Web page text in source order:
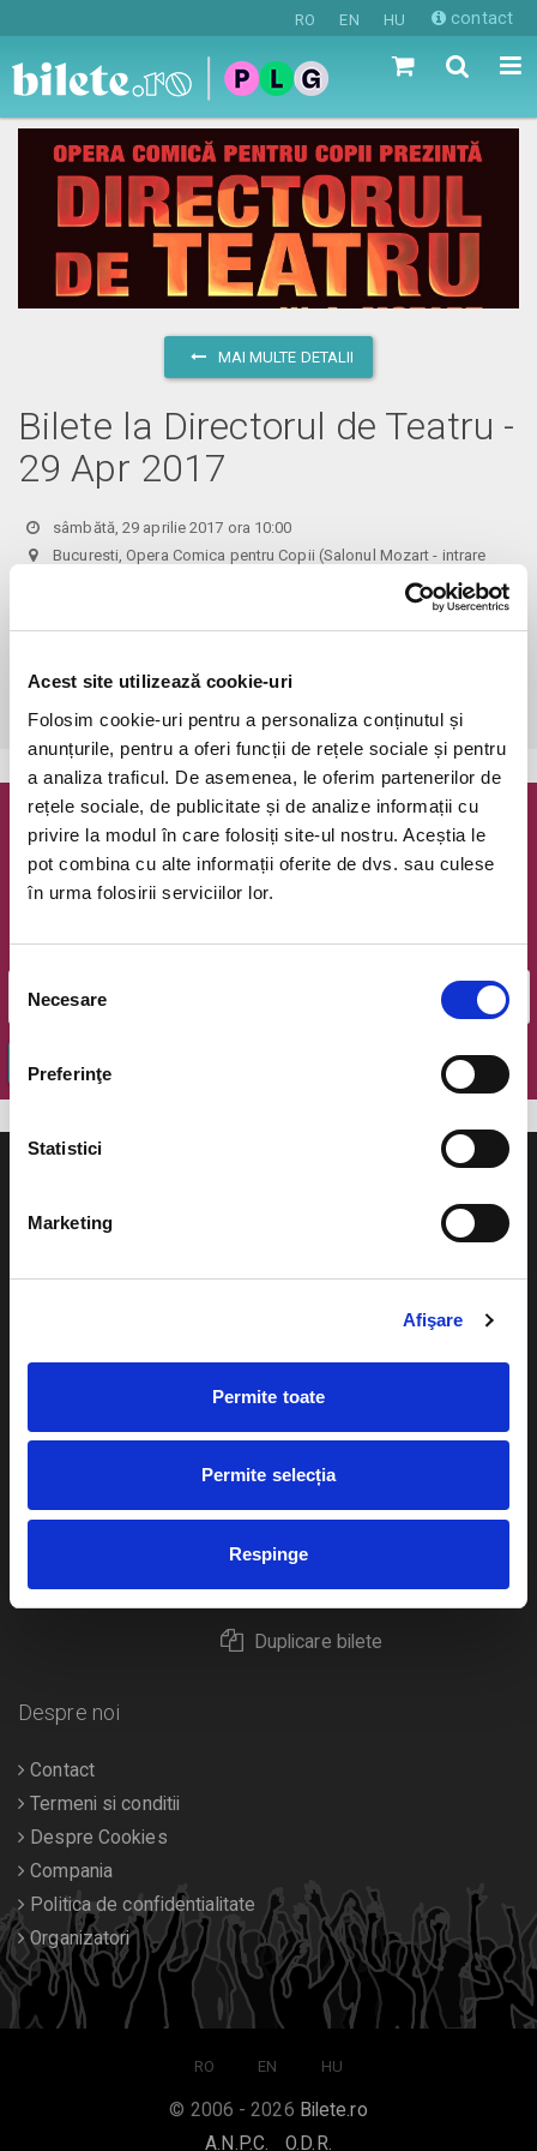
Acest site utilizează cookie-uri
Folosim cookie-uri pentru a personaliza conținutul și
anunțurile, pentru a oferi funcții de rețele sociale și pentru
a analiza traficul. De asemenea, le oferim partenerilor de
rețele sociale, de publicitate și de analize informații cu
privire la modul în care folosiți site-ul nostru. Aceștia le
pot combina cu alte informații oferite de dvs. sau culese
în urma folosirii serviciilor lor.
Selecția
consimțământului
Necesare
Preferinţe
Statistici
Marketing
Afişare
Permite toate
Permite selecția
Respinge
RO EN HU contact
MAI MULTE DETALII
Bilete la Directorul de Teatru -
29 Apr 2017
sâmbătă, 29 aprilie 2017 ora 10:00
Bucuresti, Opera Comica pentru Copii (Salonul Mozart - intrare
12.00. Dupa aceasta ora/data, nicio comanda de biletele www.bilete.ro
Newsletter @ Bilete.ro
Oferte exclusive si o editie saptamanala cu cele mai noi
Email
Plata online sau cash
Livrare prin curier
Duplicare bilete
Concerte si
Sport
Despre noi
Contact
Termeni si conditii
Despre Cookies
Compania
Politica de confidentialitate
Organizatori
RO EN HU
© 2006 - 2026 Bilete.ro
A.N.P.C.
O.D.R.